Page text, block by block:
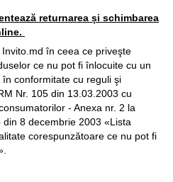
returnarea și schimbarea
în ceea ce priveşte
ce nu pot fi înlocuite cu un
conformitate cu reguli şi
Nr. 105 din 13.03.2003 cu
- Anexa nr. 2 la
8 decembrie 2003 «Lista
corespunzătoare ce nu pot fi